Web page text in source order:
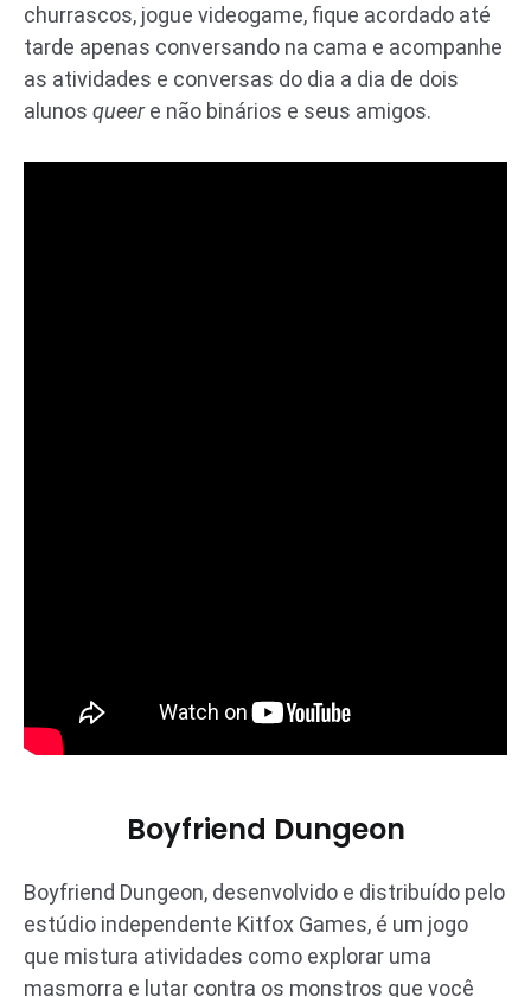
churrascos, jogue videogame, fique acordado até
tarde apenas conversando na cama e acompanhe
as atividades e conversas do dia a dia de dois
alunos queere não binários e seus amigos.
Boyfriend Dungeon
Boyfriend Dungeon, desenvolvido e distribuído pelo
estúdio independente Kitfox Games, é um jogo
que mistura atividades como explorar uma
masmorra e lutar contra os monstros que você